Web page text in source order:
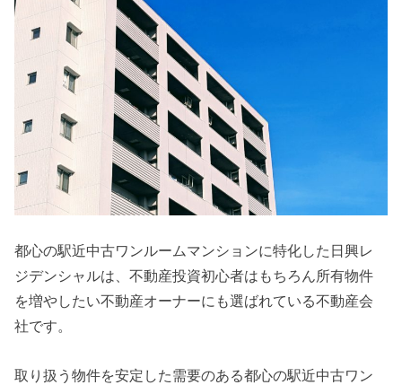
都心の駅近中古ワンルームマンションに特化した日興レ
ジデンシャルは、不動産投資初心者はもちろん所有物件
を増やしたい不動産オーナーにも選ばれている不動産会
社です。
取り扱う物件を安定した需要のある都心の駅近中古ワン